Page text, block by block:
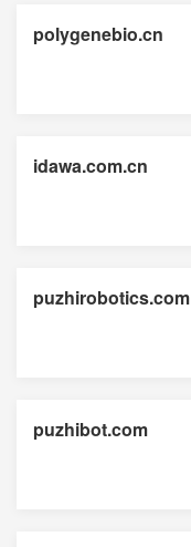
polygenebio.cn
idawa.com.cn
puzhirobotics.com
puzhibot.com